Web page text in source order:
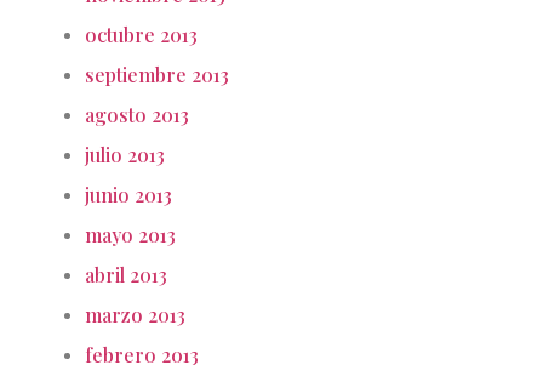
octubre 2013
septiembre 2013
agosto 2013
julio 2013
junio 2013
mayo 2013
abril 2013
marzo 2013
febrero 2013